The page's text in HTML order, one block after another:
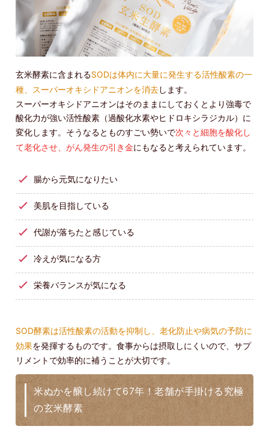
玄米酵素に含まれるSODは体内に大量に発生する活性酸素の一
種、スーパーオキシドアニオンを消去します。
スーパーオキシドアニオンはそのままにしておくとより強毒で
酸化力が強い活性酸素（過酸化水素やヒドロキシラジカル）に
変化します。そうなるとものすごい勢いで次々と細胞を酸化し
て老化させ、がん発生の引き金にもなると考えられています。
腸から元気になりたい
美肌を目指している
代謝が落ちたと感じている
冷えが気になる方
栄養バランスが気になる
SOD酵素は活性酸素の活動を抑制し、老化防止や病気の予防に
効果を発揮するものです。食事からは摂取しにくいので、サプ
リメントで効率的に補うことが大切です。
米ぬかを醸し続けて67年！老舗が手掛ける究極
の玄米酵素